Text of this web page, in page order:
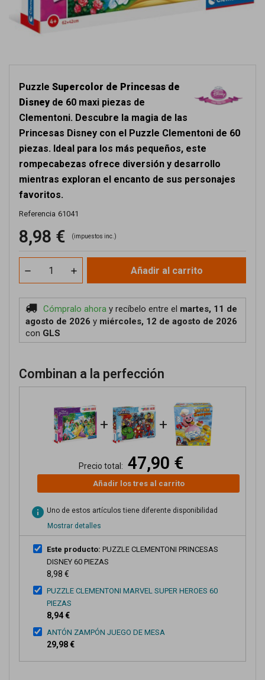
Puzzle Supercolor de Princesas de
Disney de 60 maxi piezas de
Clementoni. Descubre la magia de las
Princesas Disney con el Puzzle Clementoni de 60
piezas. Ideal para los más pequeños, este
rompecabezas ofrece diversión y desarrollo
mientras exploran el encanto de sus personajes
favoritos.
Referencia 61041
8,98 € (impuestos inc.)
Añadir al carrito
Cómpralo ahora y recíbelo entre el martes, 11 de
agosto de 2026 y miércoles, 12 de agosto de 2026
con GLS
Combinan a la perfección
+ +
Precio total: 47,90 €
Añadir los tres al carrito
info Uno de estos artículos tiene diferente disponibilidad
Mostrar detalles
Este producto: PUZZLE CLEMENTONI PRINCESAS
DISNEY 60 PIEZAS
8,98 €
PUZZLE CLEMENTONI MARVEL SUPER HEROES 60
PIEZAS
8,94 €
ANTÓN ZAMPÓN JUEGO DE MESA
29,98 €